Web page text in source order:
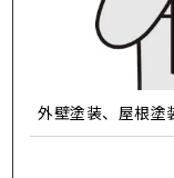
外壁塗装、屋根